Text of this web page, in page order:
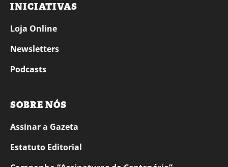
INICIATIVAS
Loja Online
Newsletters
Podcasts
SOBRE NÓS
Assinar a Gazeta
Estatuto Editorial